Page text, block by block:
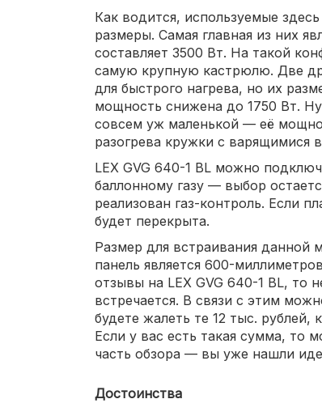
Как водится, используемые
размеры. Самая главная из них
составляет 3500 Вт. На такой
самую крупную кастрюлю. Две
для быстрого нагрева, но их
мощность снижена до 1750 Вт.
совсем уж маленькой — её
разогрева кружки с варящимися
LEX GVG 640-1 BL можно
баллонному газу — выбор
реализован газ-контроль. Если
будет перекрыта.
Размер для встраивания данной
панель является 600-
отзывы на LEX GVG 640-1 BL, то
встречается. В связи с этим
будете жалеть те 12 тыс. рублей,
Если у вас есть такая сумма, то
часть обзора — вы уже нашли
Достоинства